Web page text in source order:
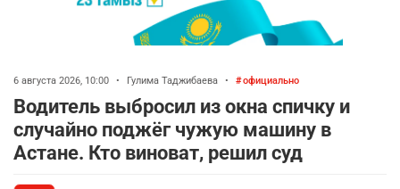
6 августа 2026, 10:00 • Гулима Таджибаева • официально
Водитель выбросил из окна спичку и
случайно поджёг чужую машину в
Астане. Кто виноват, решил суд